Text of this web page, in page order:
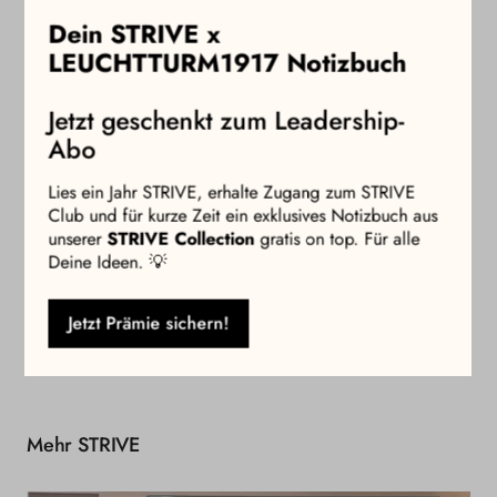
Career Planner.
Besondere Club Benefits bei ausgewählten Partnerbrands
Veröffentlichungsdaten
Abonnement Informationen
Mehr STRIVE
Dein STRIVE x
LEUCHTTURM1917 Notizbuch
Jetzt geschenkt zum Leadership-
Abo
Lies ein Jahr STRIVE, erhalte Zugang zum STRIVE
Club und für kurze Zeit ein exklusives Notizbuch aus
unsererSTRIVE Collectiongratis on top. Für alle
Deine Ideen. 💡
Jetzt Prämie sichern!